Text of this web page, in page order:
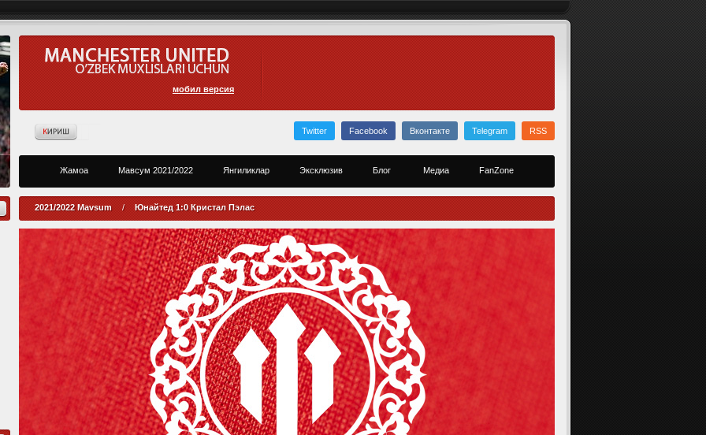
мобил версия
Twitter Facebook Вконтакте Telegram RSS
Жамоа Мавсум 2021/2022 Янгиликлар Эксклюзив Блог Медиа FanZone
2021/2022 Mavsum / Юнайтед 1:0 Кристал Пэлас